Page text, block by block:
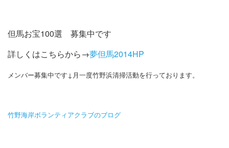
但馬お宝100選 募集中です
詳しくはこちらから→夢但馬2014HP
メンバー募集中です↓月一度竹野浜清掃活動を行っております。
竹野海岸ボランティアクラブのブログ